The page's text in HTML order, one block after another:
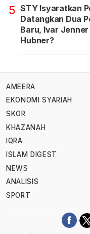
5 STY Isyaratkan
Datangkan Dua
Baru, Ivar
Hubner?
AMEERA
EKONOMI SYARIAH
SKOR
KHAZANAH
IQRA
ISLAM DIGEST
NEWS
ANALISIS
SPORT